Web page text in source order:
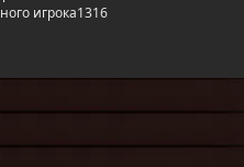
игрока1316